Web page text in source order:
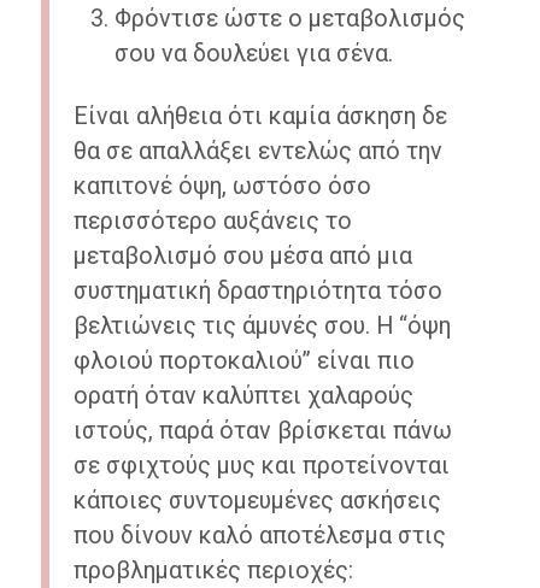
Φρόντισε ώστε ο μεταβολισμός
σου να δουλεύει για σένα.
Είναι αλήθεια ότι καμία άσκηση δε
θα σε απαλλάξει εντελώς από την
καπιτονέ όψη, ωστόσο όσο
περισσότερο αυξάνεις το
μεταβολισμό σου μέσα από μια
συστηματική δραστηριότητα τόσο
βελτιώνεις τις άμυνές σου. Η “όψη
φλοιού πορτοκαλιού” είναι πιο
ορατή όταν καλύπτει χαλαρούς
ιστούς, παρά όταν βρίσκεται πάνω
σε σφιχτούς μυς και προτείνονται
κάποιες συντομευμένες ασκήσεις
που δίνουν καλό αποτέλεσμα στις
προβληματικές περιοχές: